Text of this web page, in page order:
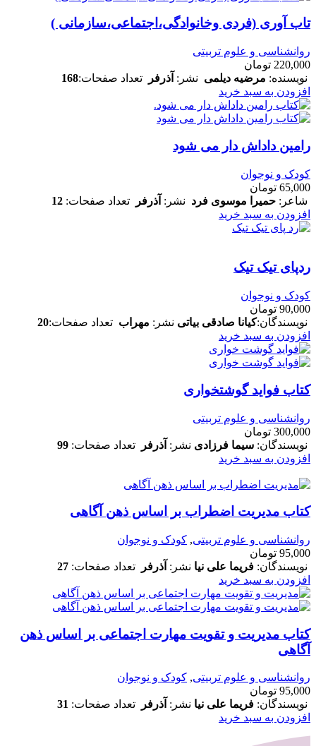
تاب آوری (فردی وخانوادگی،اجتماعی،سازمانی )
روانشناسی و علوم تربیتی
220,000 تومان
نویسنده: مرضیه دیلمی نشر: آذرفر تعداد صفحات:168
افزودن به سبد خرید
رامین داداش دار می شود
کودک و نوجوان
65,000 تومان
شاعر: حمیرا موسوی فرد نشر: آذرفر تعداد صفحات: 12
افزودن به سبد خرید
ردپای تیک تیک
کودک و نوجوان
90,000 تومان
نویسندگان:کیانا صادقی بیاتی نشر: مهراب تعداد صفحات:20
افزودن به سبد خرید
کتاب فواید گوشتخواری
روانشناسی و علوم تربیتی
300,000 تومان
نویسندگان: سیما فرزادی نشر: آذرفر تعداد صفحات:
افزودن به سبد خرید
کتاب مدیریت اضطراب بر اساس ذهن آگاهی
روانشناسی و علوم تربیتی, کودک و نوجوان
95,000 تومان
نویسندگان: فریما علی نیا نشر: آذرفر تعداد صفحات:
افزودن به سبد خرید
کتاب مدیریت و تقویت مهارت اجتماعی بر اساس ذهن
آگاهی
روانشناسی و علوم تربیتی, کودک و نوجوان
95,000 تومان
نویسندگان: فریما علی نیا نشر: آذرفر تعداد صفحات:
افزودن به سبد خرید